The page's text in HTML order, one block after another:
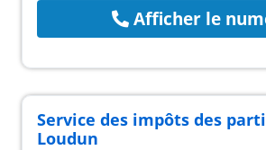
Afficher le
Service des impôts des
Loudun